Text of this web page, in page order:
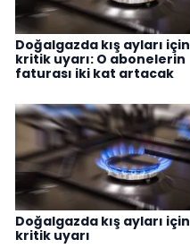
Doğalgazda kış ayları için
kritik uyarı: O abonelerin
faturası iki kat artacak
Doğalgazda kış ayları için
kritik uyarı